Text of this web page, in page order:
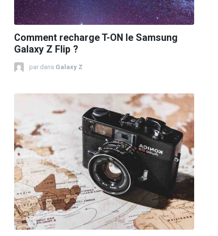
Comment recharge T-ON le Samsung
Galaxy Z Flip ?
par dans Galaxy Z